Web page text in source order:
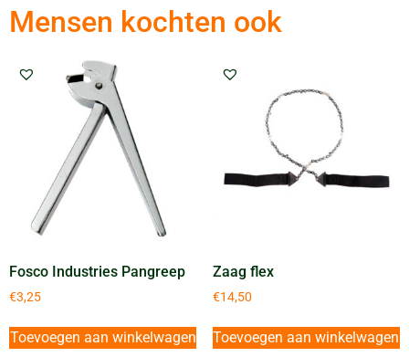
Mensen kochten ook
Fosco Industries Pangreep
€3,25
Toevoegen aan winkelwagen
Zaag flex
€14,50
Toevoegen aan winkelwagen